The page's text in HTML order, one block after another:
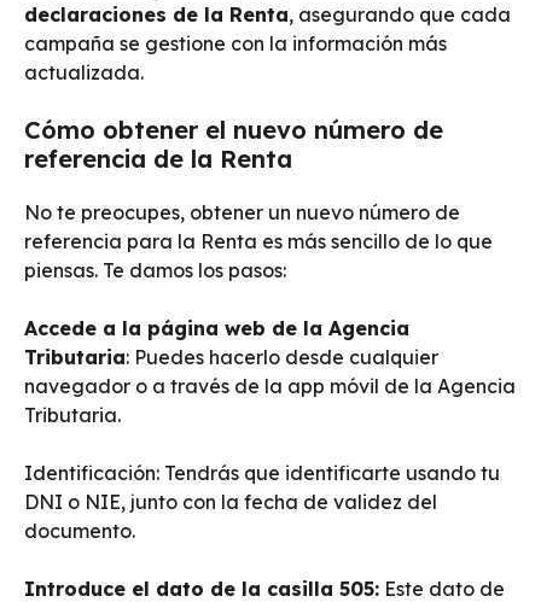
declaraciones de la Renta, asegurando que cada
campaña se gestione con la información más
actualizada.
Cómo obtener el nuevo número de
referencia de la Renta
No te preocupes, obtener un nuevo número de
referencia para la Renta es más sencillo de lo que
piensas. Te damos los pasos:
Accede a la página web de la Agencia
Tributaria: Puedes hacerlo desde cualquier
navegador o a través de la app móvil de la Agencia
Tributaria.
Identificación: Tendrás que identificarte usando tu
DNI o NIE, junto con la fecha de validez del
documento.
Introduce el dato de la casilla 505: Este dato de